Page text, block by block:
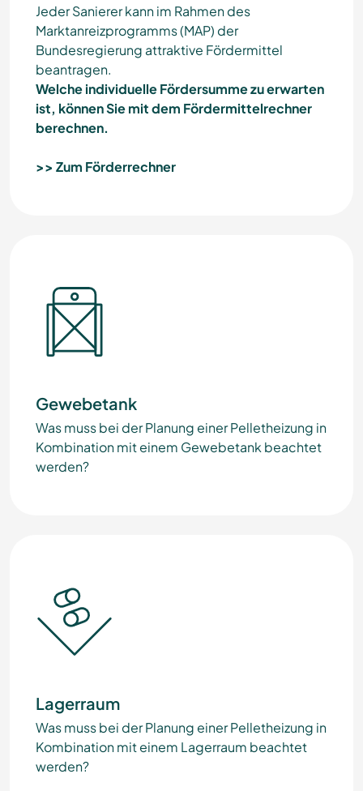
Jeder Sanierer kann im Rahmen des
Marktanreizprogramms (MAP) der
Bundesregierung attraktive Fördermittel
beantragen.
Welche individuelle Fördersumme zu erwarten
ist, können Sie mit dem Fördermittelrechner
berechnen.
>> Zum Förderrechner
Gewebetank
Was muss bei der Planung einer Pelletheizung in
Kombination mit einem Gewebetank beachtet
werden?
Lagerraum
Was muss bei der Planung einer Pelletheizung in
Kombination mit einem Lagerraum beachtet
werden?